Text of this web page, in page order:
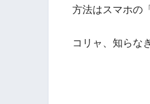
方法はスマホの
コリャ、知らな